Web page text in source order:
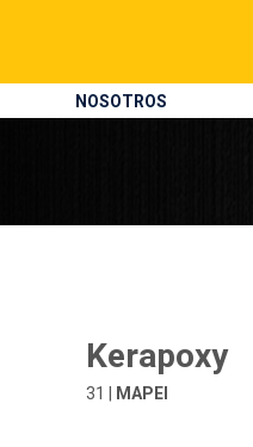
NOSOTROS
Kerapoxy
31 | MAPEI